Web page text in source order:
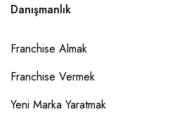
Danışmanlık
Franchise Almak
Franchise Vermek
Yeni Marka Yaratmak